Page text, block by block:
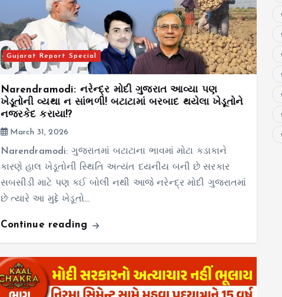
Gujarat Report Special
Narendramodi: નરેન્દ્ર મોદી ગુજરાત આવ્યા પણ
ખેડૂતોની વ્યથા ન સાંભળી! બટાટામાં બરબાદ થયેલા ખેડૂતોને
નજરકેદ કરાયા!?
March 31, 2026
Narendramodi: ગુજરાતમાં બટાટાના ભાવમાં મોટા કડાકાને
કારણે હાલ ખેડૂતોની સ્થિતિ અત્યંત દયનીય બની છે સરકાર
સબસીડી માટે પણ કઈ બોલી નથી આજે નરેન્દ્ર મોદી ગુજરાતમાં
છે ત્યારે આ મુદ્દે ખેડૂતો…
Continue reading